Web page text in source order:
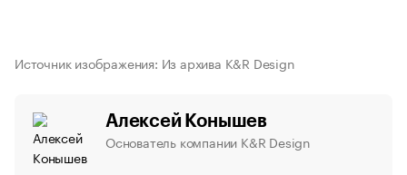
Источник изображения: Из архива K&R Design
Алексей Конышев
Основатель компании K&R Design